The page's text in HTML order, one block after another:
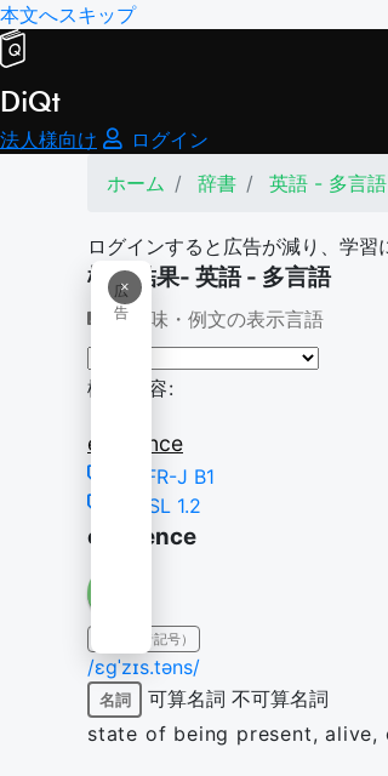
本文へスキップ
DiQt
法人様向け
ログイン
ホーム
辞書 英語 - 多言語
ログインすると広告が減り、学習
×
広
告
検索結果- 英語 - 多言語
意味・例文の表示言語
検索内容:
existence
CEFR-J B1
NGSL 1.2
existence
IPA（発音記号）
/ɛɡˈzɪs.təns/
名詞 可算名詞 不可算名詞
state of being present, alive,